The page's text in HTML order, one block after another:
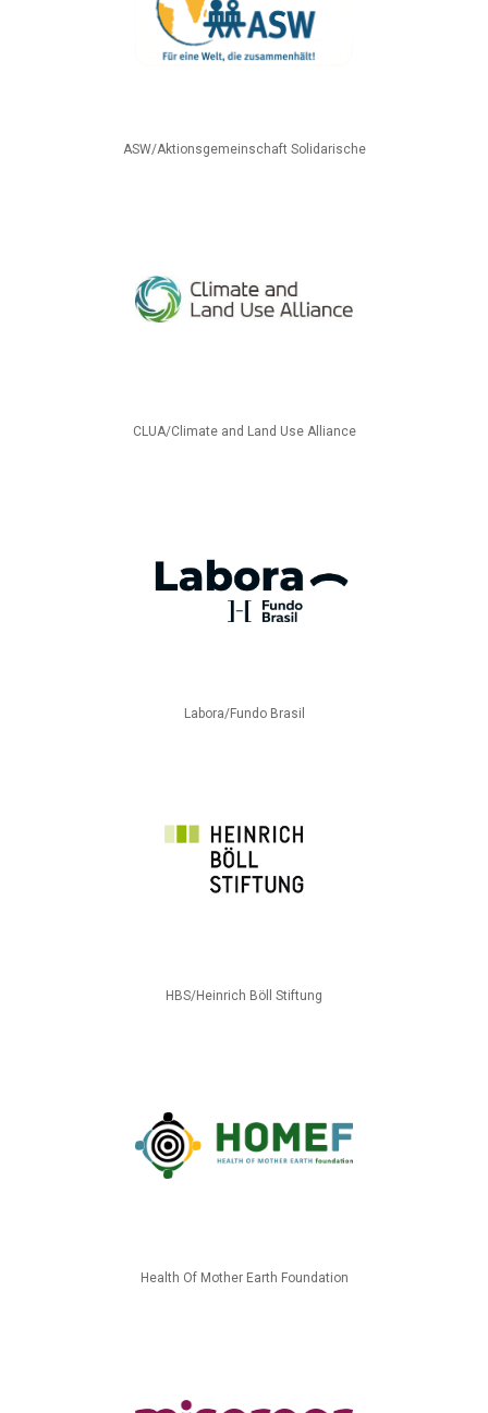
ASW/Aktionsgemeinschaft Solidarische
CLUA/Climate and Land Use Alliance
Labora/Fundo Brasil
HBS/Heinrich Böll Stiftung
Health Of Mother Earth Foundation